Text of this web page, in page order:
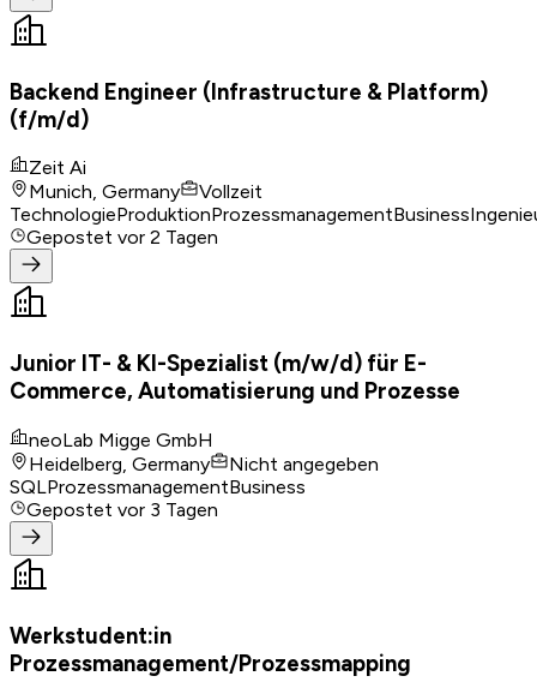
Backend Engineer (Infrastructure & Platform)
(f/m/d)
Zeit Ai
Munich, Germany
Vollzeit
TechnologieProduktionProzessmanagementBusiness
Gepostet vor 2 Tagen
Junior IT- & KI-Spezialist (m/w/d) für E-
Commerce, Automatisierung und Prozesse
neoLab Migge GmbH
Heidelberg, Germany
Nicht angegeben
SQLProzessmanagementBusiness
Gepostet vor 3 Tagen
Werkstudent:in
Prozessmanagement/Prozessmapping